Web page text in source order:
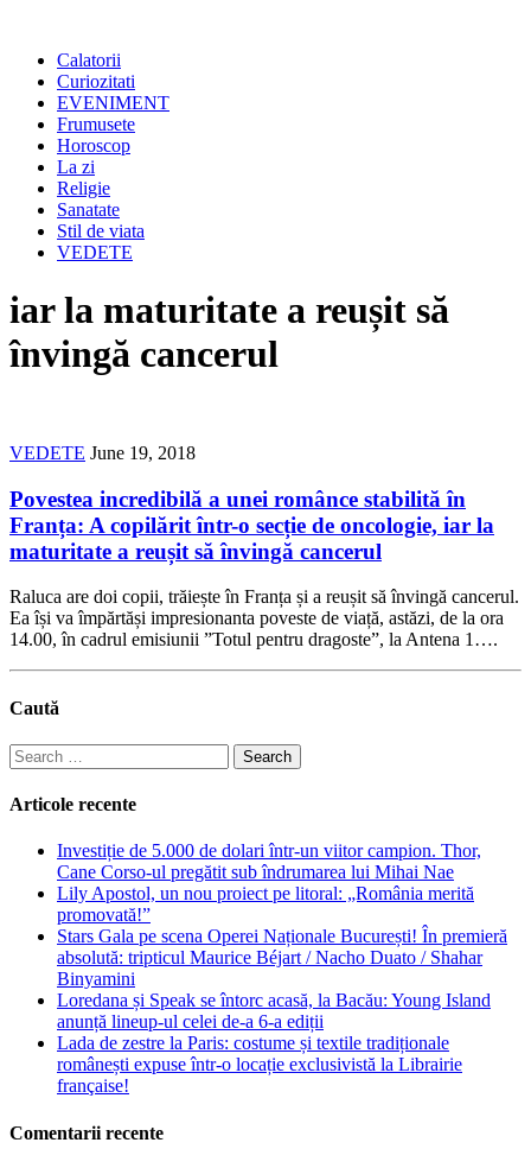
Calatorii
Curiozitati
EVENIMENT
Frumusete
Horoscop
La zi
Religie
Sanatate
Stil de viata
VEDETE
iar la maturitate a reușit să
învingă cancerul
VEDETE June 19, 2018
Povestea incredibilă a unei românce stabilită în
Franța: A copilărit într-o secție de oncologie, iar la
maturitate a reușit să învingă cancerul
Raluca are doi copii, trăiește în Franța și a reușit să învingă cancerul.
Ea își va împărtăși impresionanta poveste de viață, astăzi, de la ora
14.00, în cadrul emisiunii ”Totul pentru dragoste”, la Antena 1….
Caută
Search
for:
Articole recente
Investiție de 5.000 de dolari într-un viitor campion. Thor,
Cane Corso-ul pregătit sub îndrumarea lui Mihai Nae
Lily Apostol, un nou proiect pe litoral: „România merită
promovată!”
Stars Gala pe scena Operei Naționale București! În premieră
absolută: tripticul Maurice Béjart / Nacho Duato / Shahar
Binyamini
Loredana și Speak se întorc acasă, la Bacău: Young Island
anunță lineup-ul celei de-a 6-a ediții
Lada de zestre la Paris: costume și textile tradiționale
românești expuse într-o locație exclusivistă la Librairie
française!
Comentarii recente